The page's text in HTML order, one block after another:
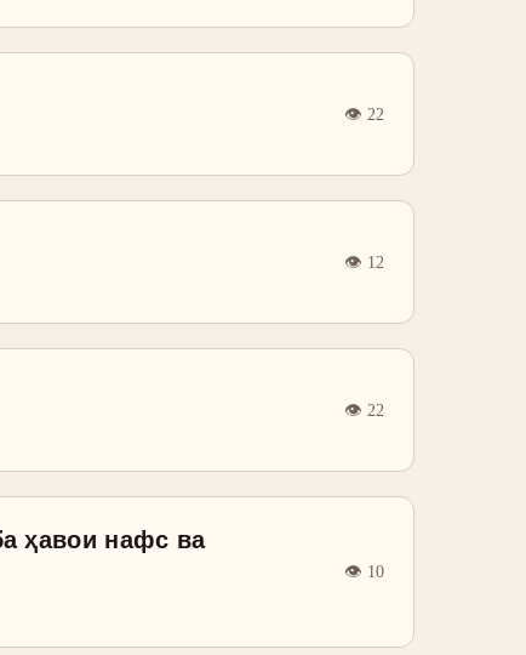
👁 22
👁 12
👁 22
ҳавои нафс ва
👁 10